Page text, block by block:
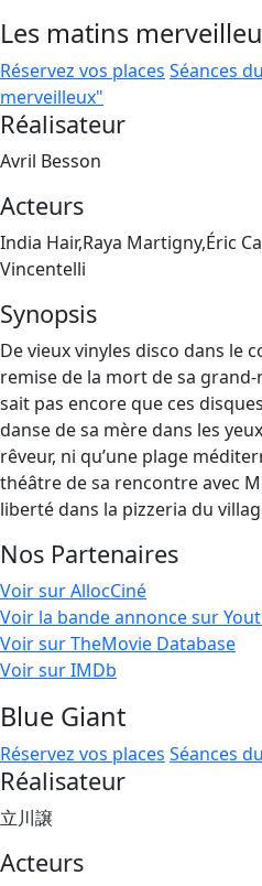
Les matins
Réservez vos places Séances
merveilleux"
Réalisateur
Avril Besson
Acteurs
India Hair,Raya Martigny,Éric
Vincentelli
Synopsis
De vieux vinyles disco dans le
remise de la mort de sa
sait pas encore que ces
danse de sa mère dans les
rêveur, ni qu’une plage
théâtre de sa rencontre avec
liberté dans la pizzeria du
Nos Partenaires
Voir sur AllocCiné
Voir la bande annonce sur
Voir sur TheMovie Database
Voir sur IMDb
Blue Giant
Réservez vos places Séances
Réalisateur
立川譲
Acteurs